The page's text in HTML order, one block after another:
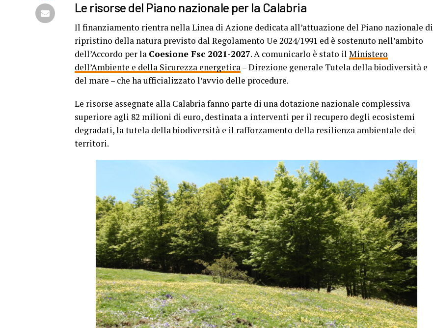
Le risorse del Piano nazionale per la Calabria
Il finanziamento rientra nella Linea di Azione dedicata all’attuazione del Piano nazionale di
ripristino della natura previsto dal Regolamento Ue 2024/1991 ed è sostenuto nell’ambito
dell’Accordo per la Coesione Fsc 2021-2027. A comunicarlo è stato il Ministero
dell’Ambiente e della Sicurezza energetica– Direzione generale Tutela della biodiversità e
del mare – che ha ufficializzato l’avvio delle procedure.
Le risorse assegnate alla Calabria fanno parte di una dotazione nazionale complessiva
superiore agli 82 milioni di euro, destinata a interventi per il recupero degli ecosistemi
degradati, la tutela della biodiversità e il rafforzamento della resilienza ambientale dei
territori.